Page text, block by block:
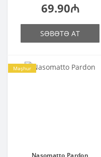
69.90₼
SƏBƏTƏ AT
Məşhur